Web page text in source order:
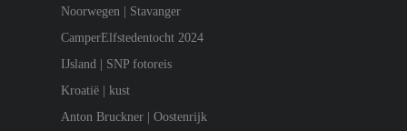
Noorwegen | Stavanger
CamperElfstedentocht 2024
IJsland | SNP fotoreis
Kroatië | kust
Anton Bruckner | Oostenrijk